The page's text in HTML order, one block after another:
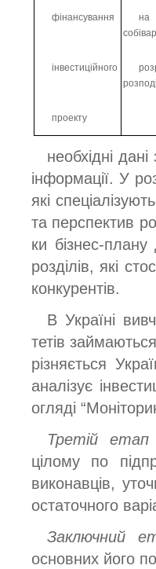
фінансування
на
інвестиційного
проекту
необхідні
інформації. У
які
та перспектив
ки бізнес-плану
розділів, які
конкурентів.
В Україні
тетів
різняється
аналізує
огляді
Третій етап
цілому по
виконавців,
остаточного
Заключний
основних його